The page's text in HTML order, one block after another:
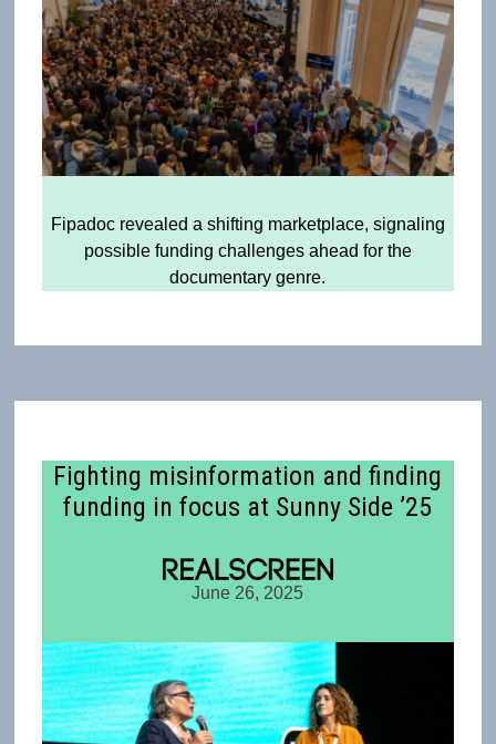
Fipadoc revealed a shifting marketplace, signaling
possible funding challenges ahead for the
documentary genre.
Fighting misinformation and finding
funding in focus at Sunny Side ’25
June 26, 2025